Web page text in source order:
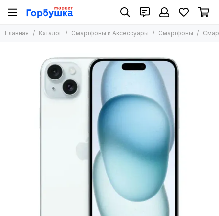
Смартфоны и Аксессуары
Планшеты
Аксессуары
Главная Каталог Смартфоны и Аксессуары Смартфоны